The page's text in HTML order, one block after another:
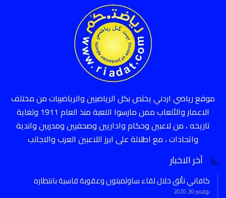
موقع رياضي اردني يختص بكل الرياضيين والرياضييات من مختلف
الاعمار والألعاب ممن مارسوا اللعبة منذ العام 1911 ولغاية
تاريخه ، من لاعبين وحكام واداريين وصحفيين ومدربين واندية
واتحادات ، مع اطلالة على ابرز اللاعبين العرب والاجانب
آخر الاخبار
كافاني تألق خلال لقاء ساوثمبتون وعقوبة قاسية بانتظاره
نوفمبر 30, 2020